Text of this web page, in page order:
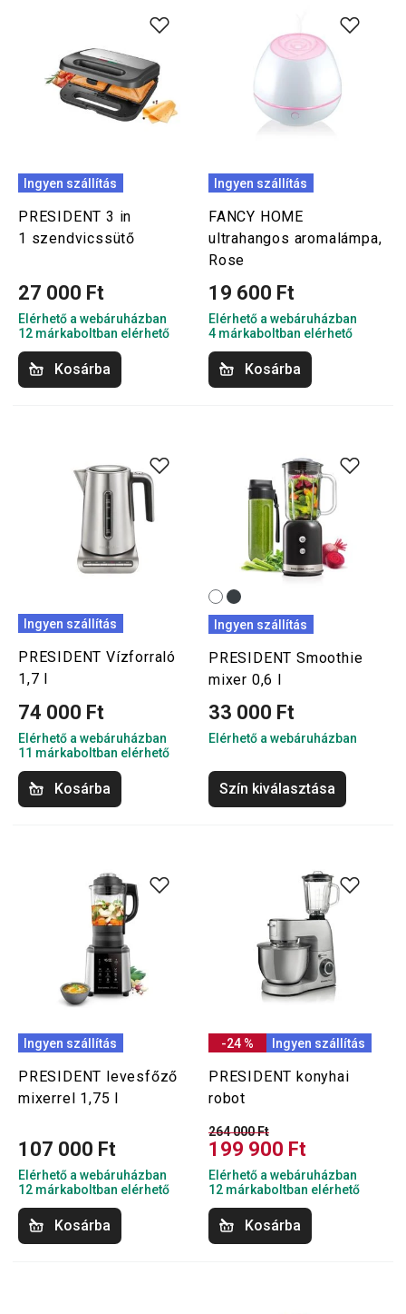
Ingyen szállítás
PRESIDENT 3 in
1 szendvicssütő
27 000 Ft
Elérhető a webáruházban
12 márkaboltban elérhető
Kosárba
Ingyen szállítás
FANCY HOME
ultrahangos aromalámpa,
Rose
19 600 Ft
Elérhető a webáruházban
4 márkaboltban elérhető
Kosárba
Ingyen szállítás
PRESIDENT Vízforraló
1,7 l
74 000 Ft
Elérhető a webáruházban
11 márkaboltban elérhető
Kosárba
Ingyen szállítás
PRESIDENT Smoothie
mixer 0,6 l
33 000 Ft
Elérhető a webáruházban
Szín kiválasztása
Ingyen szállítás
PRESIDENT levesfőző
mixerrel 1,75 l
107 000 Ft
Elérhető a webáruházban
12 márkaboltban elérhető
Kosárba
-24 % Ingyen szállítás
PRESIDENT konyhai
robot
264 000 Ft
199 900 Ft
Elérhető a webáruházban
12 márkaboltban elérhető
Kosárba